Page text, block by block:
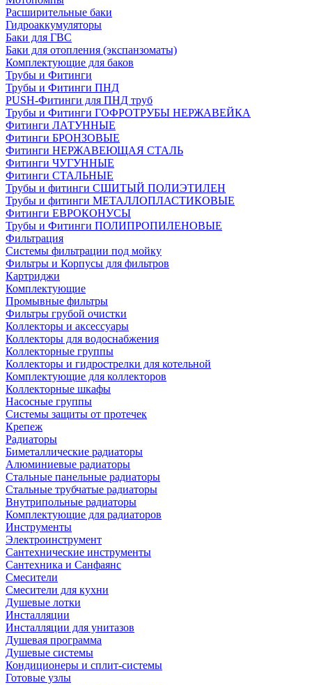
Расширительные баки
Гидроаккумуляторы
Баки для ГВС
Баки для отопления (экспанзоматы)
Комплектующие для баков
Трубы и Фитинги
Трубы и Фитинги ПНД
PUSH-Фитинги для ПНД труб
Трубы и Фитинги ГОФРОТРУБЫ НЕРЖАВЕЙКА
Фитинги ЛАТУННЫЕ
Фитинги БРОНЗОВЫЕ
Фитинги НЕРЖАВЕЮЩАЯ СТАЛЬ
Фитинги ЧУГУННЫЕ
Фитинги СТАЛЬНЫЕ
Трубы и фитинги СШИТЫЙ ПОЛИЭТИЛЕН
Трубы и фитинги МЕТАЛЛОПЛАСТИКОВЫЕ
Фитинги ЕВРОКОНУСЫ
Трубы и Фитинги ПОЛИПРОПИЛЕНОВЫЕ
Фильтрация
Системы фильтрации под мойку
Фильтры и Корпусы для фильтров
Картриджи
Комплектующие
Промывные фильтры
Фильтры грубой очистки
Коллекторы и аксессуары
Коллекторы для водоснабжения
Коллекторные группы
Коллекторы и гидрострелки для котельной
Комплектующие для коллекторов
Коллекторные шкафы
Насосные группы
Системы защиты от протечек
Крепеж
Радиаторы
Биметаллические радиаторы
Алюминиевые радиаторы
Стальные панельные радиаторы
Стальные трубчатые радиаторы
Внутрипольные радиаторы
Комплектующие для радиаторов
Инструменты
Электроинструмент
Сантехнические инструменты
Сантехника и Санфаянс
Смесители
Смесители для кухни
Душевые лотки
Инсталляции
Инсталляции для унитазов
Душевая программа
Душевые системы
Кондиционеры и сплит-системы
Готовые узлы